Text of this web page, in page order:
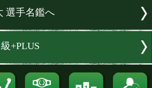
はなかなか聞くことので
く語っている。
ンやスマートフォンから
も無料で聴くことができ